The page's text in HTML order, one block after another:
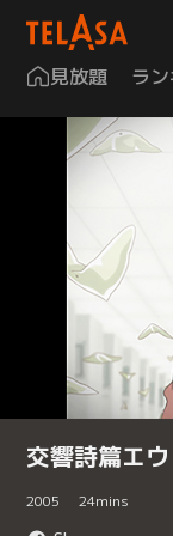
見放題 ラ
交響詩篇エ
2005 24mins